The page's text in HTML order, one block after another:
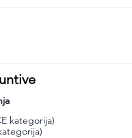
kategorija)